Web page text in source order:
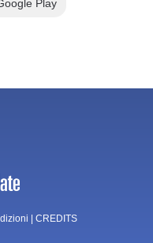
Play
CREDITS